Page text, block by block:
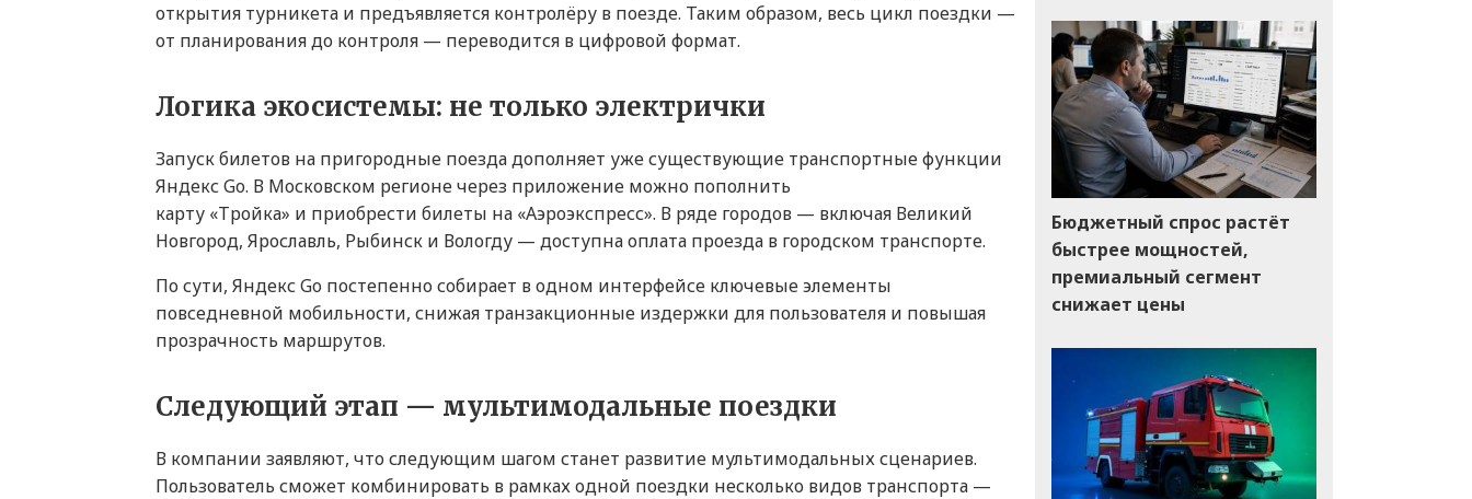
открытия турникета и предъявляется контролёру в поезде. Таким образом, весь цикл поездки —
от планирования до контроля — переводится в цифровой формат.
Логика экосистемы: не только электрички
Запуск билетов на пригородные поезда дополняет уже существующие транспортные функции
Яндекс Go. В Московском регионе через приложение можно пополнить
карту «Тройка» и приобрести билеты на «Аэроэкспресс». В ряде городов — включая Великий
Новгород, Ярославль, Рыбинск и Вологду — доступна оплата проезда в городском транспорте.
По сути, Яндекс Go постепенно собирает в одном интерфейсе ключевые элементы
повседневной мобильности, снижая транзакционные издержки для пользователя и повышая
прозрачность маршрутов.
Следующий этап — мультимодальные поездки
В компании заявляют, что следующим шагом станет развитие мультимодальных сценариев.
Пользователь сможет комбинировать в рамках одной поездки несколько видов транспорта —
Бюджетный спрос растёт
быстрее мощностей,
премиальный сегмент
снижает цены